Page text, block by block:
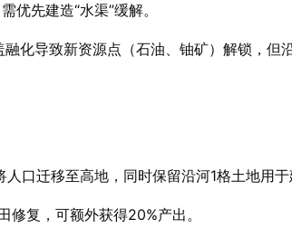
优先建造“水渠”缓解。
化导致新资源点（石油、铀矿）解锁，但
口迁移至高地，同时保留沿河1格土地用于
修复，可额外获得20%产出。